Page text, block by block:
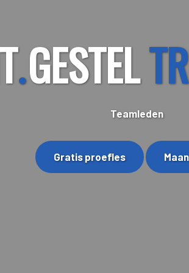
.GESTEL
Teamleden
Gratis proefles